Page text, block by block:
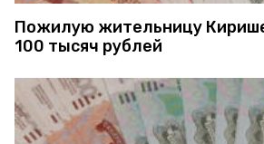
Пожилую жительницу
100 тысяч рублей